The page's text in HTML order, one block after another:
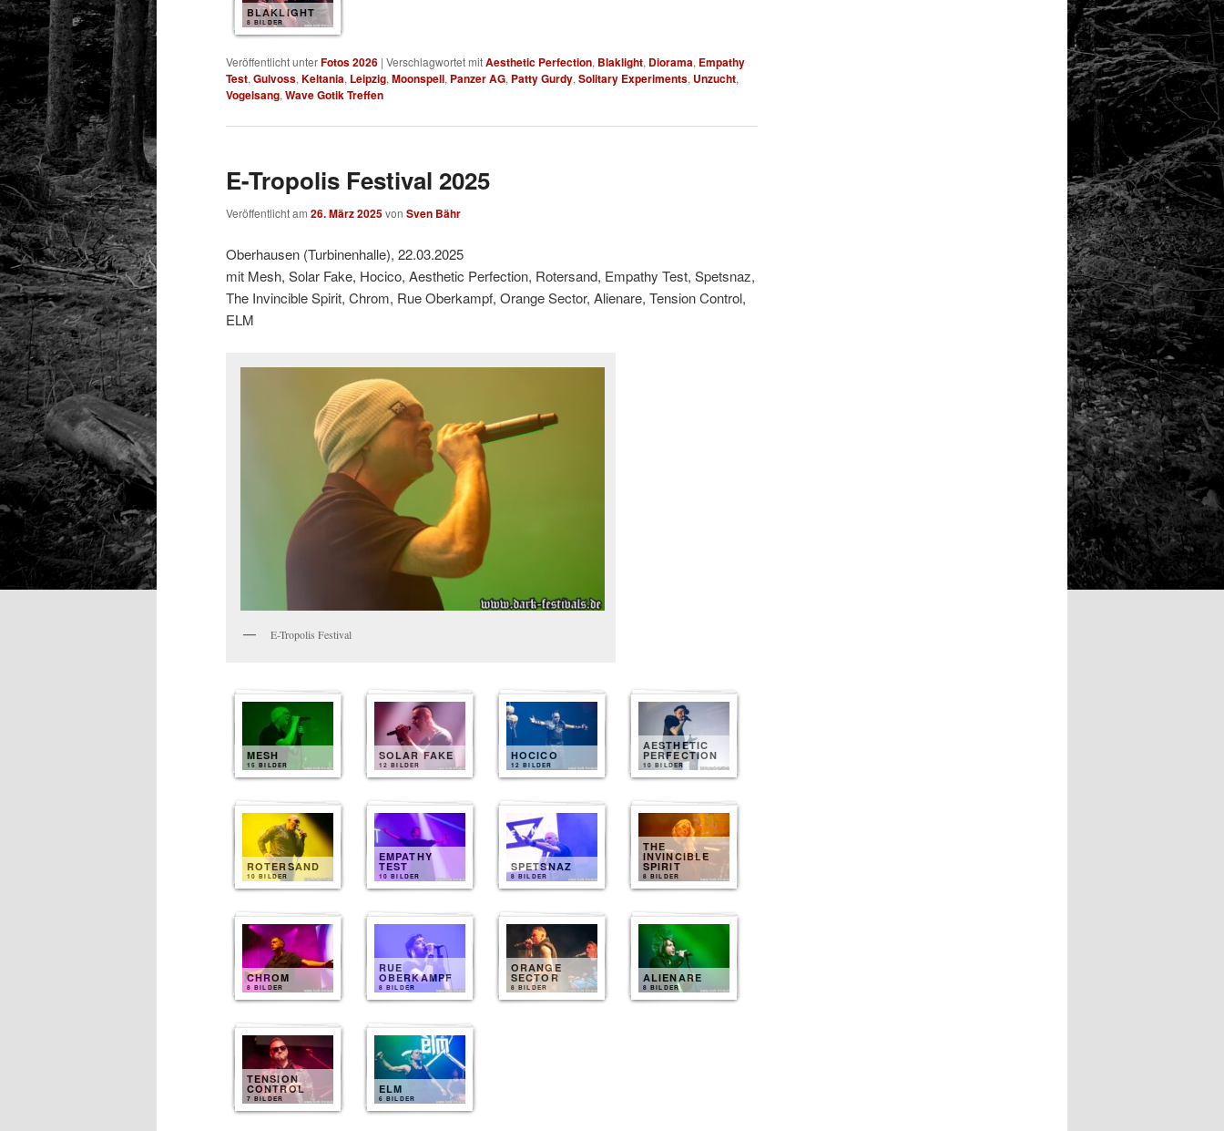
BLAKLIGHT
8 BILDER
Veröffentlicht unterFotos 2026 | Verschlagwortet mitAesthetic Perfection, Blaklight, Diorama, Empathy
Test, Gulvoss, Keltania, Leipzig, Moonspell, Panzer AG, Patty Gurdy, Solitary Experiments, Unzucht,
Vogelsang, Wave Gotik Treffen
E-Tropolis Festival 2025
Veröffentlicht am 26. März 2025von Sven Bähr
Oberhausen (Turbinenhalle), 22.03.2025
mit Mesh, Solar Fake, Hocico, Aesthetic Perfection, Rotersand, Empathy Test, Spetsnaz,
The Invincible Spirit, Chrom, Rue Oberkampf, Orange Sector, Alienare, Tension Control,
ELM
E-Tropolis Festival
MESH
15 BILDER
SOLAR FAKE
12 BILDER
HOCICO
12 BILDER
AESTHETIC
PERFECTION
10 BILDER
ROTERSAND
10 BILDER
EMPATHY
TEST
10 BILDER
SPETSNAZ
8 BILDER
THE
INVINCIBLE
SPIRIT
8 BILDER
CHROM
8 BILDER
RUE
OBERKAMPF
8 BILDER
ORANGE
SECTOR
8 BILDER
ALIENARE
8 BILDER
TENSION
CONTROL
7 BILDER
ELM
6 BILDER